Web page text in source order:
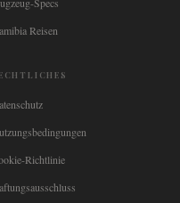
Reisen
Richtlinie